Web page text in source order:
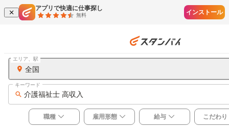
アプリで快適に仕事探し
無料 インストール
全国
エリア、駅
介護福祉士 高収入
キーワード
職種 雇用形態 給与 こだわり